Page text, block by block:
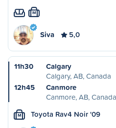
M
Siva 5,0
11h30
Calgary
Calgary, AB, Canada
12h45
Canmore
Canmore, AB, Canada
M Toyota Rav4 Noir '09